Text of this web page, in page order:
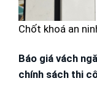
Chốt khoá an
Báo giá vách
chính sách thi